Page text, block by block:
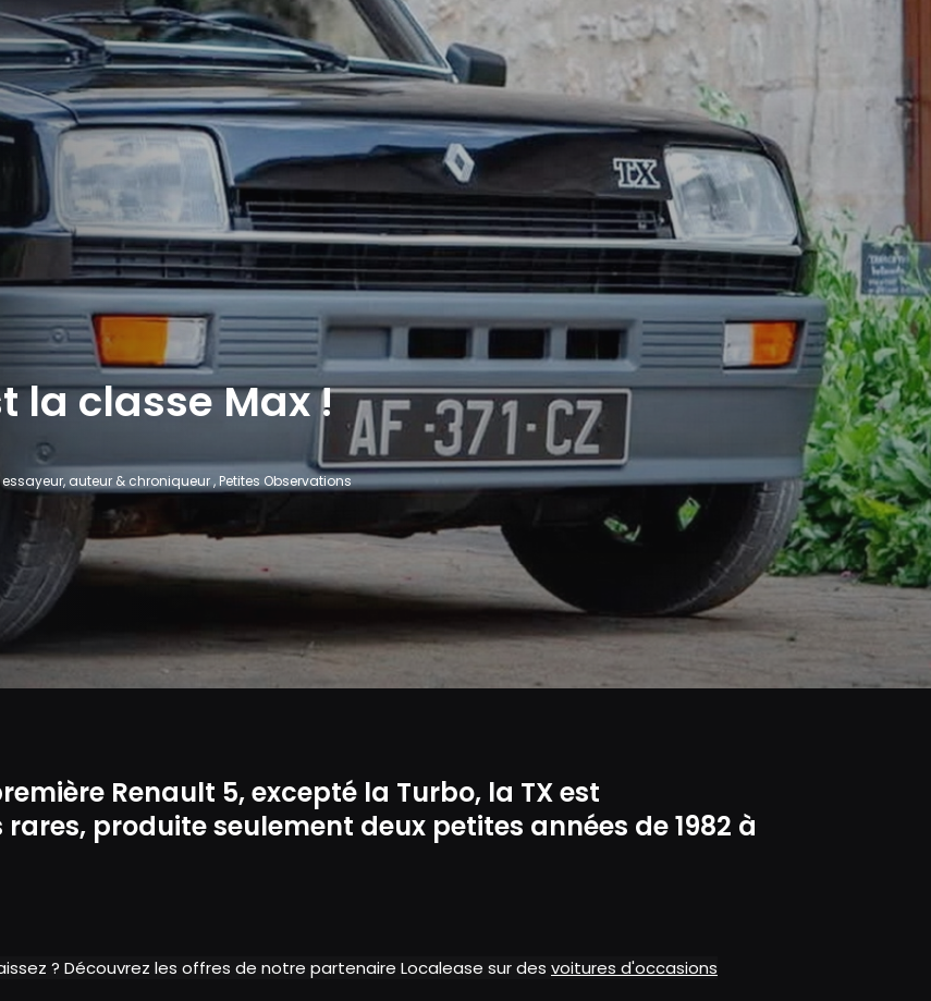
la classe Max !
auteur & chroniqueur , Petites Observations
Renault 5, excepté la Turbo, la TX est
produite seulement deux petites années de 1982 à
? Découvrez les offres de notre partenaire Localease sur des voitures d'occasions